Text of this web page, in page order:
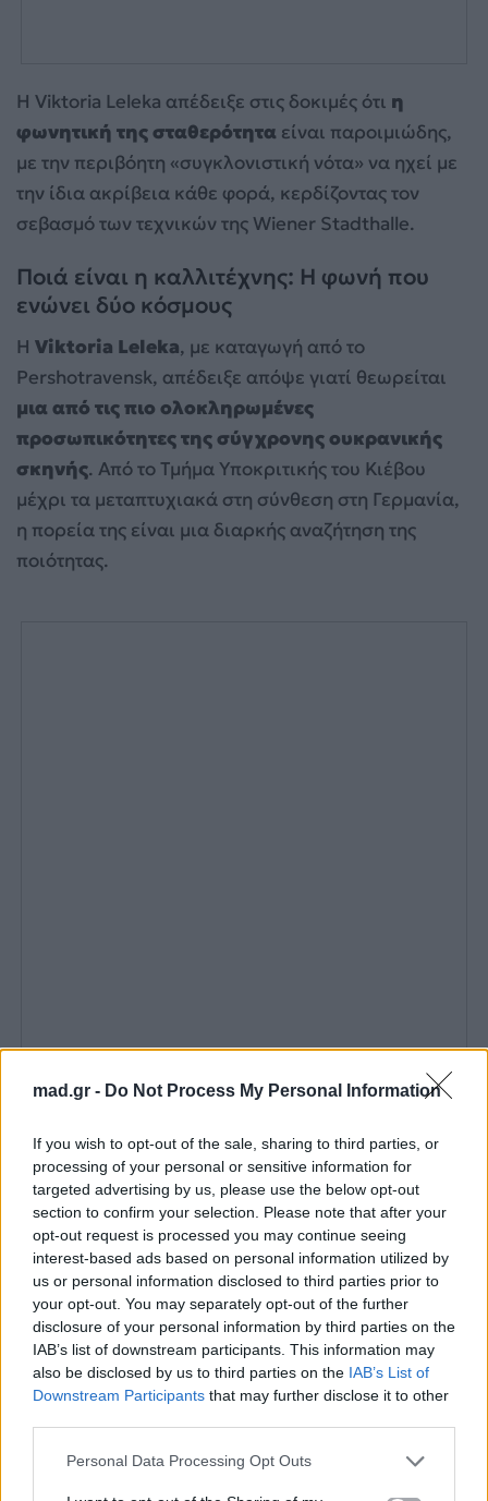
mad.gr - Do Not Process My Personal Information
If you wish to opt-out of the sale, sharing to third parties, or
processing of your personal or sensitive information for
targeted advertising by us, please use the below opt-out
section to confirm your selection. Please note that after your
opt-out request is processed you may continue seeing
interest-based ads based on personal information utilized by
us or personal information disclosed to third parties prior to
your opt-out. You may separately opt-out of the further
disclosure of your personal information by third parties on the
IAB’s list of downstream participants. This information may
also be disclosed by us to third parties on the IAB’s List of
Downstream Participants that may further disclose it to other
Personal Data Processing Opt Outs
Η Viktoria Leleka απέδειξε στις δοκιμές ότι η
φωνητική της σταθερότητα είναι παροιμιώδης,
με την περιβόητη «συγκλονιστική νότα» να ηχεί με
την ίδια ακρίβεια κάθε φορά, κερδίζοντας τον
σεβασμό των τεχνικών της Wiener Stadthalle.
Ποιά είναι η καλλιτέχνης: Η φωνή που
ενώνει δύο κόσμους
Η Viktoria Leleka, με καταγωγή από το
Pershotravensk, απέδειξε απόψε γιατί θεωρείται
μια από τις πιο ολοκληρωμένες
προσωπικότητες της σύγχρονης ουκρανικής
σκηνής. Από το Τμήμα Υποκριτικής του Κιέβου
μέχρι τα μεταπτυχιακά στη σύνθεση στη Γερμανία,
η πορεία της είναι μια διαρκής αναζήτηση της
ποιότητας.